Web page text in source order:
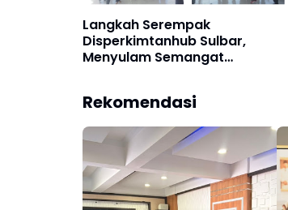
Langkah Serempak
Disperkimtanhub Sulbar,
Menyulam Semangat
Rekomendasi